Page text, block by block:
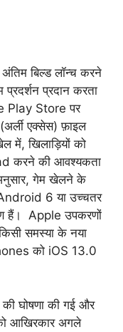
बिल्ड लॉन्च करने
प्रदान करता
Play Store पर
एक्सेस) फ़ाइल
में, खिलाड़ियों को
करने की आवश्यकता
गेम खेलने के
6 या उच्चतर
हैं। Apple उपकरणों
समस्या के नया
को iOS 13.0
घोषणा की गई और
आखिरकार अगले